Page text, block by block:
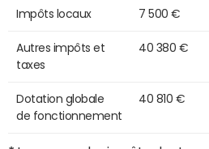
Impôts locaux 7 500 €
Autres impôts et
taxes
40 380 €
Dotation globale
de fonctionnement
40 810 €